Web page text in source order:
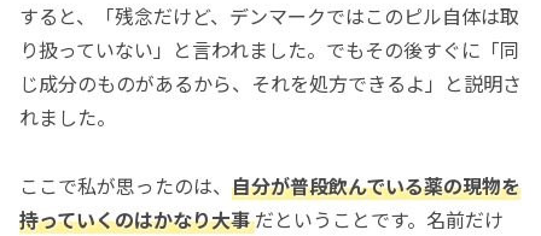
すると、「残念だけど、デンマークではこのピル自体は取
り扱っていない」と言われました。でもその後すぐに「同
じ成分のものがあるから、それを処方できるよ」と説明さ
れました。
ここで私が思ったのは、 自分が普段飲んでいる薬の現物を
持っていくのはかなり大事 だということです。名前だけ